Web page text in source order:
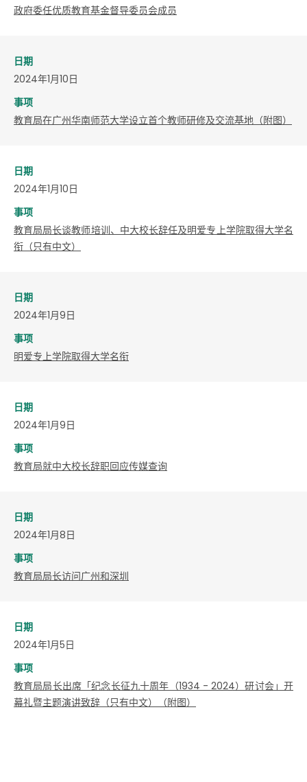
政府委任优质教育基金督导委员会成员
日期
2024年1月10日
事项
教育局在广州华南师范大学设立首个教师研修及交流基地（附图）
日期
2024年1月10日
事项
教育局局长谈教师培训、中大校长辞任及明爱专上学院取得大学名
衔（只有中文）
日期
2024年1月9日
事项
明爱专上学院取得大学名衔
日期
2024年1月9日
事项
教育局就中大校长辞职回应传媒查询
日期
2024年1月8日
事项
教育局局长访问广州和深圳
日期
2024年1月5日
事项
教育局局长出席「纪念长征九十周年（1934 - 2024）研讨会」开
幕礼暨主题演讲致辞（只有中文）（附图）